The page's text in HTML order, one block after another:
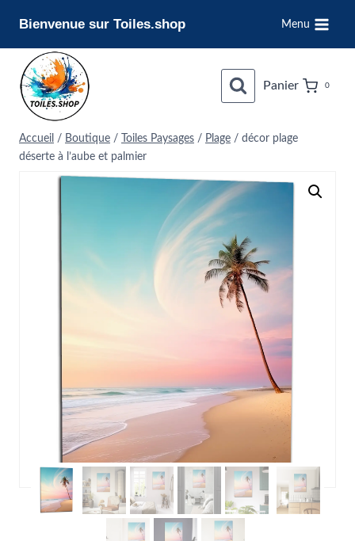
contenu
Bienvenue sur Toiles.shop Menu
Panier 0
Accueil / Boutique / Toiles Paysages / Plage / décor plage
déserte à l’aube et palmier